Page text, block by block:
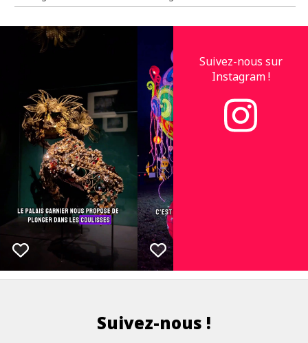
Suivez-nous sur
Instagram !
Suivez-nous !